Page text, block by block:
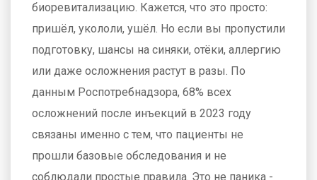
биоревитализацию. Кажется, что это просто:
пришёл, укололи, ушёл. Но если вы пропустили
подготовку, шансы на синяки, отёки, аллергию
или даже осложнения растут в разы. По
данным Роспотребнадзора, 68% всех
осложнений после инъекций в 2023 году
связаны именно с тем, что пациенты не
прошли базовые обследования и не
соблюдали простые правила. Это не паника -